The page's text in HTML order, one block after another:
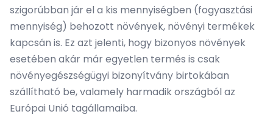
szigorúbban jár el a kis mennyiségben (fogyasztási
mennyiség) behozott növények, növényi termékek
kapcsán is. Ez azt jelenti, hogy bizonyos növények
esetében akár már egyetlen termés is csak
növényegészségügyi bizonyítvány birtokában
szállítható be, valamely harmadik országból az
Európai Unió tagállamaiba.